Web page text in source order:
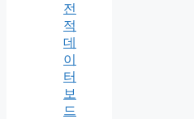
전
적
데
이
터
보
드